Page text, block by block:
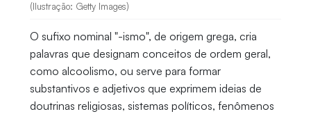
(Ilustração: Getty Images)
O sufixo nominal "-ismo", de origem grega, cria
palavras que designam conceitos de ordem geral,
como alcoolismo, ou serve para formar
substantivos e adjetivos que exprimem ideias de
doutrinas religiosas, sistemas políticos, fenômenos